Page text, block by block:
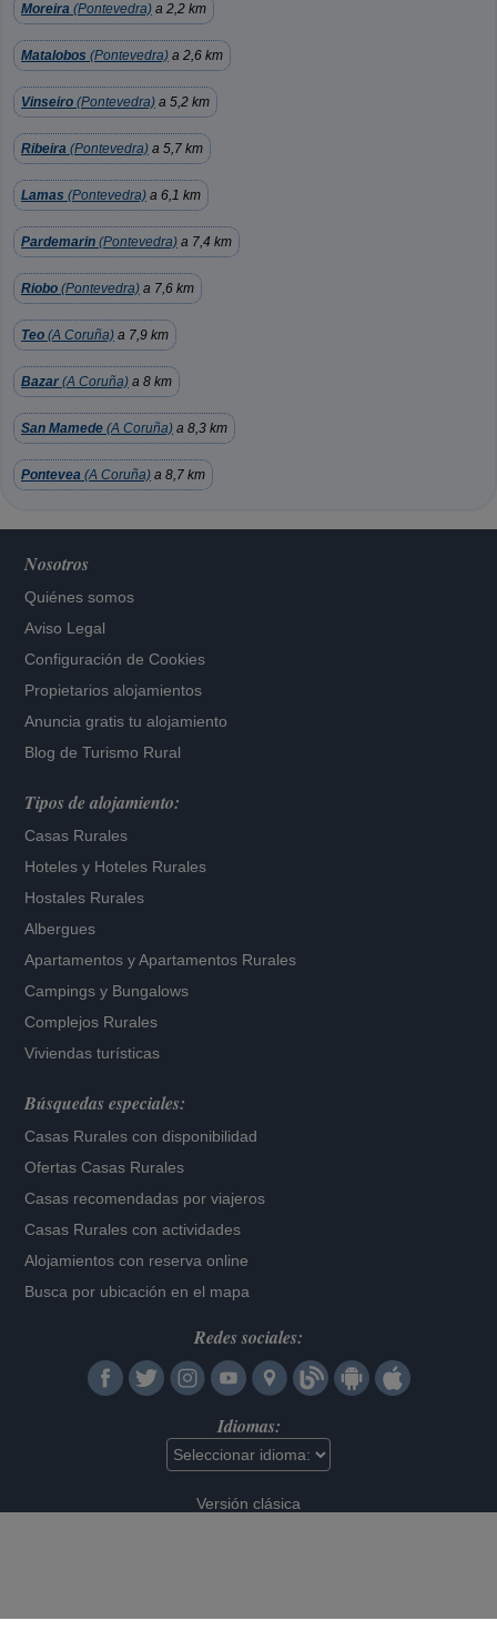
Moreira (Pontevedra) a 2,2 km
Matalobos (Pontevedra) a 2,6 km
Vinseiro (Pontevedra) a 5,2 km
Ribeira (Pontevedra) a 5,7 km
Lamas (Pontevedra) a 6,1 km
Pardemarin (Pontevedra) a 7,4 km
Riobo (Pontevedra) a 7,6 km
Teo (A Coruña) a 7,9 km
Bazar (A Coruña) a 8 km
San Mamede (A Coruña) a 8,3 km
Pontevea (A Coruña) a 8,7 km
Nosotros
Quiénes somos
Aviso Legal
Configuración de Cookies
Propietarios alojamientos
Anuncia gratis tu alojamiento
Blog de Turismo Rural
Tipos de alojamiento:
Casas Rurales
Hoteles y Hoteles Rurales
Hostales Rurales
Albergues
Apartamentos yApartamentos Rurales
Campings y Bungalows
Complejos Rurales
Viviendas turísticas
Búsquedas especiales:
Casas Rurales con disponibilidad
Ofertas Casas Rurales
Casas recomendadas por viajeros
Casas Rurales con actividades
Alojamientos con reserva online
Busca por ubicación en el mapa
Redes sociales:
Idiomas:
Versión clásica